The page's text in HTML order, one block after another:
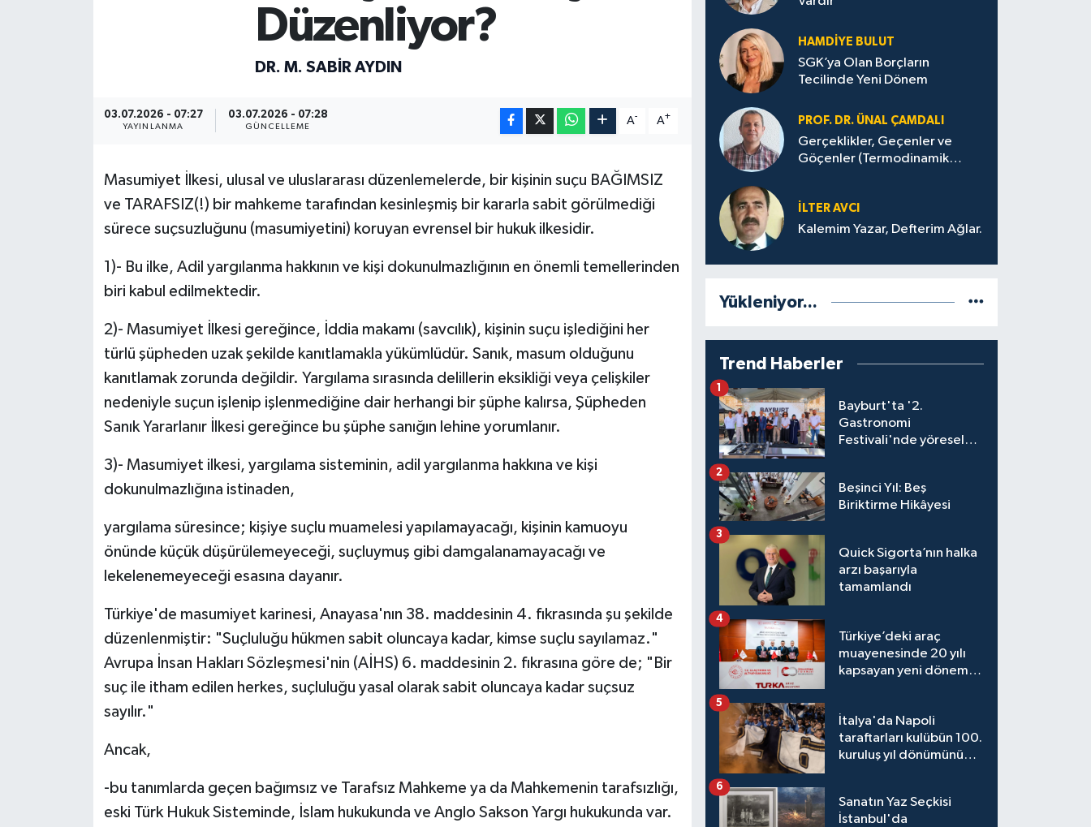
Düzenliyor?
DR. M. SABIR AYDIN
03.07.2026 - 07:27
YAYINLANMA
03.07.2026 - 07:28
GÜNCELLEME
A- A+
Masumiyet İlkesi, ulusal ve uluslararası düzenlemelerde, bir kişinin suçu BAĞIMSIZ
ve TARAFSIZ(!) bir mahkeme tarafından kesinleşmiş bir kararla sabit görülmediği
sürece suçsuzluğunu (masumiyetini) koruyan evrensel bir hukuk ilkesidir.
1)- Bu ilke, Adil yargılanma hakkının ve kişi dokunulmazlığının en önemli temellerinden
biri kabul edilmektedir.
2)- Masumiyet İlkesi gereğince, İddia makamı (savcılık), kişinin suçu işlediğini her
türlü şüpheden uzak şekilde kanıtlamakla yükümlüdür. Sanık, masum olduğunu
kanıtlamak zorunda değildir. Yargılama sırasında delillerin eksikliği veya çelişkiler
nedeniyle suçun işlenip işlenmediğine dair herhangi bir şüphe kalırsa, Şüpheden
Sanık Yararlanır İlkesi gereğince bu şüphe sanığın lehine yorumlanır.
3)- Masumiyet ilkesi, yargılama sisteminin, adil yargılanma hakkına ve kişi
dokunulmazlığına istinaden,
yargılama süresince; kişiye suçlu muamelesi yapılamayacağı, kişinin kamuoyu
önünde küçük düşürülemeyeceği, suçluymuş gibi damgalanamayacağı ve
lekelenemeyeceği esasına dayanır.
Türkiye'de masumiyet karinesi, Anayasa'nın 38. maddesinin 4. fıkrasında şu şekilde
düzenlenmiştir: "Suçluluğu hükmen sabit oluncaya kadar, kimse suçlu sayılamaz."
Avrupa İnsan Hakları Sözleşmesi'nin (AİHS) 6. maddesinin 2. fıkrasına göre de; "Bir
suç ile itham edilen herkes, suçluluğu yasal olarak sabit oluncaya kadar suçsuz
sayılır."
Ancak,
-bu tanımlarda geçen bağımsız ve Tarafsız Mahkeme ya da Mahkemenin tarafsızlığı,
eski Türk Hukuk Sisteminde, İslam hukukunda ve Anglo Sakson Yargı hukukunda var.
HAMDIYE BULUT
SGK’ya Olan Borçların
Tecilinde Yeni Dönem
PROF. DR. ÜNAL ÇAMDALI
Gerçeklikler, Geçenler ve
Göçenler (Termodinamik
İLTER AVCI
Kalemim Yazar, Defterim Ağlar.
Yükleniyor...
Trend Haberler
Bayburt'ta '2.
Gastronomi
Festivali'nde yöresel
1
Beşinci Yıl: Beş
Biriktirme Hikâyesi
2
Quick Sigorta’nın halka
arzı başarıyla
tamamlandı
3
Türkiye’deki araç
muayenesinde 20 yılı
kapsayan yeni dönem
4
İtalya'da Napoli
taraftarları kulübün 100.
kuruluş yıl dönümünü
5
Sanatın Yaz Seçkisi
İstanbul'da
6